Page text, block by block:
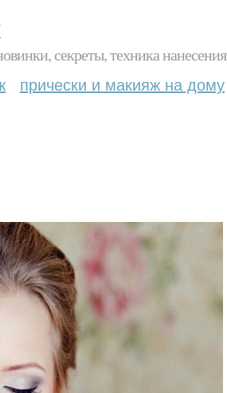
секреты, техника нанесения
прически и макияж на дому